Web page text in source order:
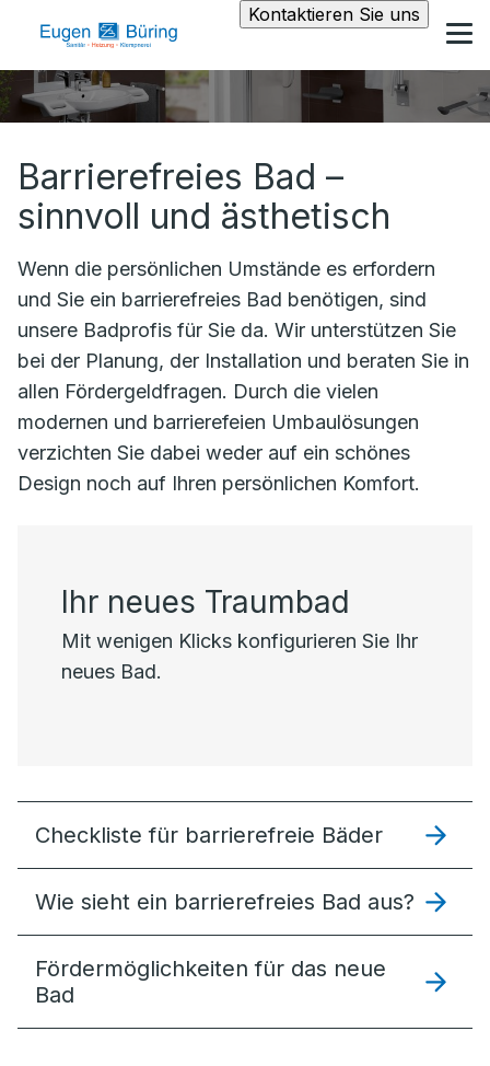
Kontaktieren Sie uns
Barrierefreies Bad –
sinnvoll und ästhetisch
Wenn die persönlichen Umstände es erfordern
und Sie ein barrierefreies Bad benötigen, sind
unsere Badprofis für Sie da. Wir unterstützen Sie
bei der Planung, der Installation und beraten Sie in
allen Fördergeldfragen. Durch die vielen
modernen und barrierefeien Umbaulösungen
verzichten Sie dabei weder auf ein schönes
Design noch auf Ihren persönlichen Komfort.
Ihr neues Traumbad
Mit wenigen Klicks konfigurieren Sie Ihr
neues Bad.
Checkliste für barrierefreie Bäder
Wie sieht ein barrierefreies Bad aus?
Förder­möglich­keiten für das neue
Bad